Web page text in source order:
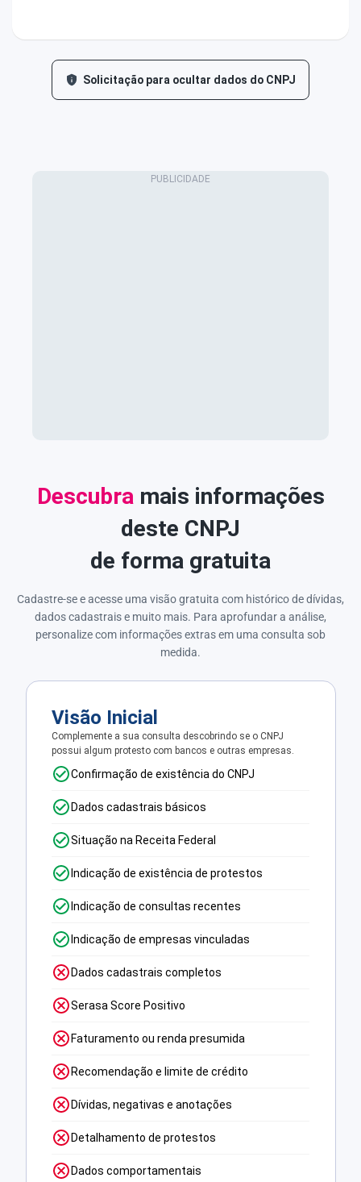
Solicitação para ocultar dados do CNPJ
Descubra mais informações
deste CNPJ
de forma gratuita
Cadastre-se e acesse uma visão gratuita com histórico de dívidas,
dados cadastrais e muito mais. Para aprofundar a análise,
personalize com informações extras em uma consulta sob
medida.
Visão Inicial
Complemente a sua consulta descobrindo se o CNPJ
possui algum protesto com bancos e outras empresas.
Confirmação de existência do CNPJ
Dados cadastrais básicos
Situação na Receita Federal
Indicação de existência de protestos
Indicação de consultas recentes
Indicação de empresas vinculadas
Dados cadastrais completos
Serasa Score Positivo
Faturamento ou renda presumida
Recomendação e limite de crédito
Dívidas, negativas e anotações
Detalhamento de protestos
Dados comportamentais